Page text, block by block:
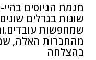
מגמת הגיוסים
שונות בגדלים
שמחפשות
מהחברות האלה,
בהצלחה